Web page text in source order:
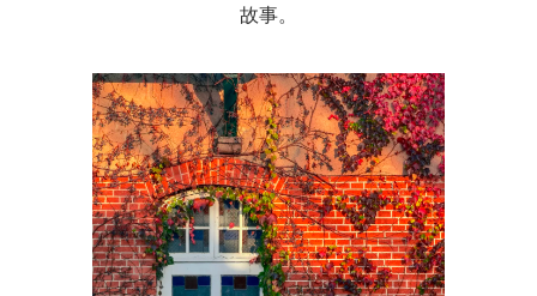
故事。